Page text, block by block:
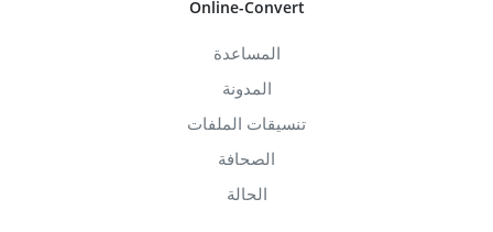
Online-Convert
المساعدة
المدونة
تنسيقات الملفات
الصحافة
الحالة